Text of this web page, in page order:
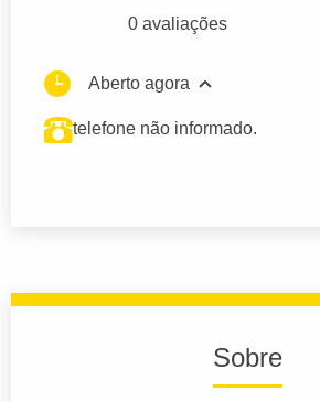
0 avaliações
Aberto agora
telefone não informado.
Sobre